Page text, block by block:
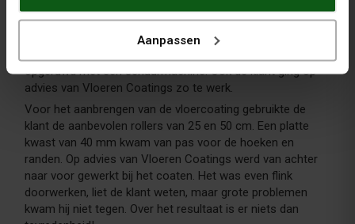
Aanpassen
grondige reinigingsbeurt. Dit gaat prima met Inno
Vloerreiniger, een krachtig product dat het milieu niet
opgeruwd met een schuurmachine. Ook de klant ging op
advies van Vloeren Coatings zo te werk.
Voor het aanbrengen van de vloercoating gebruikte de
klant de aanbevolen rollers van 25 en 50 cm. Een platte
kwast van 40 mm kwam van pas voor de hoeken en
randen. Op advies van Vloeren Coatings werd van achter
naar voor gewerkt bij het coaten. Het was even flink
doorwerken, liet de klant weten, maar grote problemen
kwam hij niet tegen. Over het resultaat is er niets dan